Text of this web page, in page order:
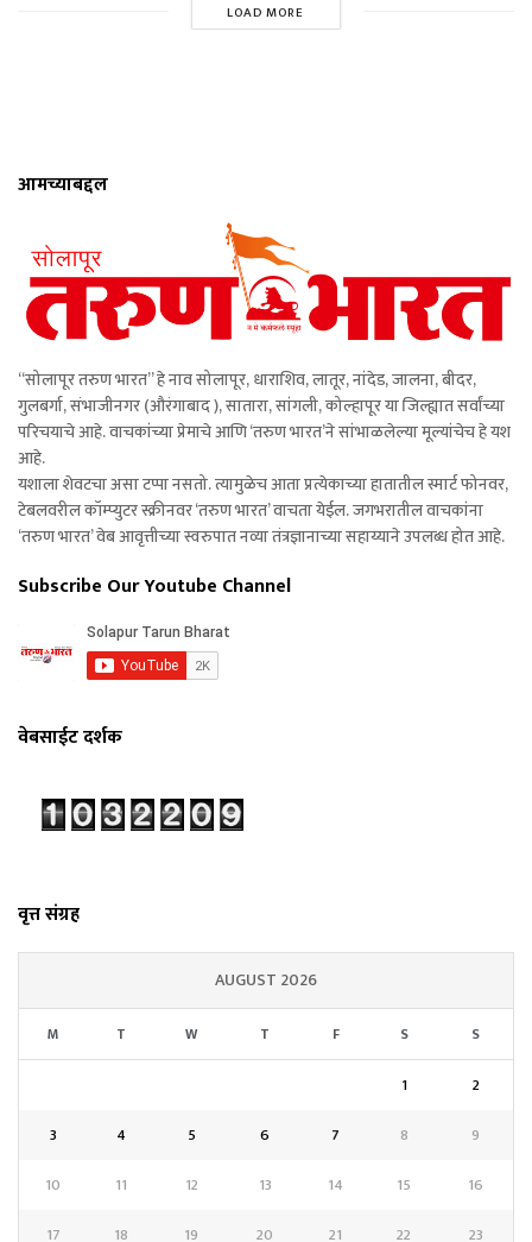
LOAD MORE
आमच्याबद्दल
“सोलापूर तरुण भारत” हे नाव सोलापूर, धाराशिव, लातूर, नांदेड, जालना, बीदर,
गुलबर्गा, संभाजीनगर (औरंगाबाद ), सातारा, सांगली, कोल्हापूर या जिल्ह्यात सर्वांच्या
परिचयाचे आहे. वाचकांच्या प्रेमाचे आणि ‘तरुण भारत’ने सांभाळलेल्या मूल्यांचेच हे यश
आहे.
यशाला शेवटचा असा टप्पा नसतो. त्यामुळेच आता प्रत्येकाच्या हातातील स्मार्ट फोनवर,
टेबलवरील कॉम्प्युटर स्क्रीनवर ‘तरुण भारत’ वाचता येईल. जगभरातील वाचकांना
‘तरुण भारत’ वेब आवृत्तीच्या स्वरुपात नव्या तंत्रज्ञानाच्या सहाय्याने उपलब्ध होत आहे.
Subscribe Our Youtube Channel
वेबसाईट दर्शक
वृत्त संग्रह
AUGUST 2026
M T W T F S S
1
2
3
4 5 6 7 8
9
10
11 12 13 14 15
16
17
18 19 20 21 22 23